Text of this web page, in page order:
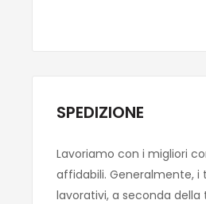
SPEDIZIONE
Lavoriamo con i migliori
affidabili. Generalmente, i
lavorativi, a seconda